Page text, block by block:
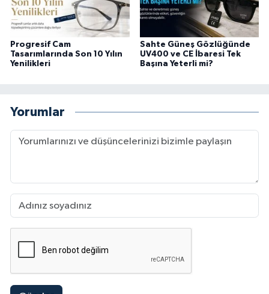
Progresif Cam
Tasarımlarında Son 10 Yılın
Yenilikleri
Sahte Güneş Gözlüğünde
UV400 ve CE İbaresi Tek
Başına Yeterli mi?
Yorumlar